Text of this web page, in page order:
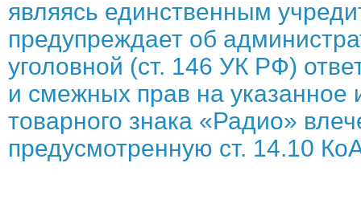
являясь единственным
предупреждает об
уголовной (ст. 146 УК РФ)
и смежных прав на указанное
товарного знака «Радио»
предусмотренную ст. 14.10